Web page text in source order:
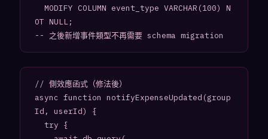
OT NULL;
// 側效應函式（修法後）
async function notifyExpenseUpdated(group
Id, userId) {